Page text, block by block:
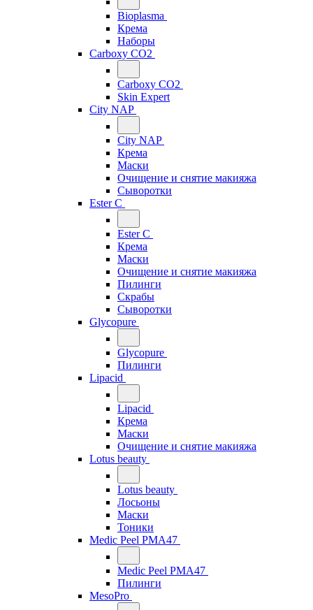
Bioplasma
Крема
Наборы
Carboxy CO2
Carboxy CO2
Skin Expert
City NAP
City NAP
Крема
Маски
Очищение и снятие макияжа
Сыворотки
Ester C
Ester C
Крема
Маски
Очищение и снятие макияжа
Пилинги
Скрабы
Сыворотки
Glycopure
Glycopure
Пилинги
Lipacid
Lipacid
Крема
Маски
Очищение и снятие макияжа
Lotus beauty
Lotus beauty
Лосьоны
Маски
Тоники
Medic Peel PMA47
Medic Peel PMA47
Пилинги
MesoPro